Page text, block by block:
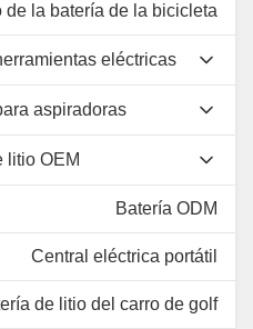
de la batería de la bicicleta
eléctricas
aspiradoras
litio OEM
Batería ODM
Central eléctrica portátil
de litio del carro de golf